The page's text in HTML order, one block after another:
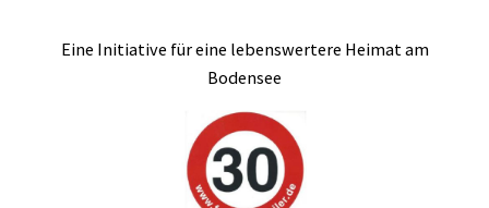
Eine Initiative für eine lebenswertere Heimat am
Bodensee